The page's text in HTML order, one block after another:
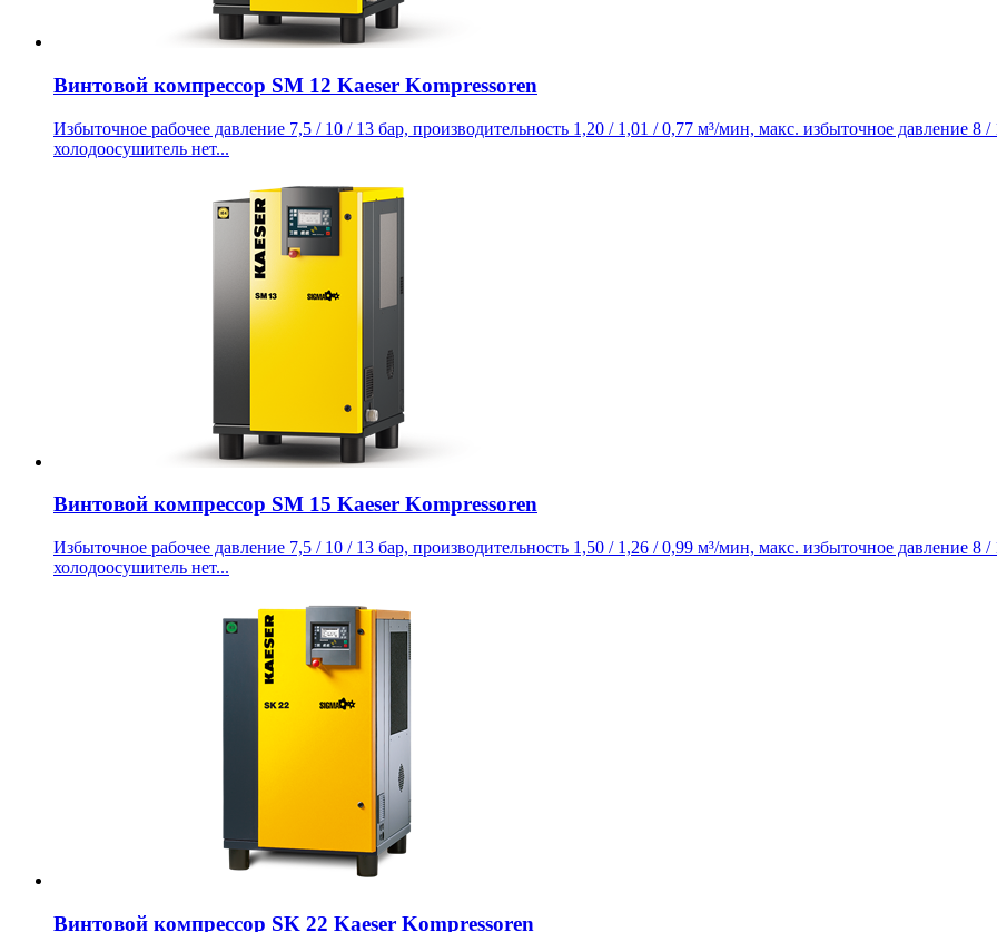
Винтовой компрессор SM 12 Kaeser Kompressoren
Избыточное рабочее давление 7,5 / 10 / 13 бар, производительность 1,20 / 1,01 / 0,77 м³/мин, макс. избыточное давление 8
холодоосушитель нет...
Винтовой компрессор SM 15 Kaeser Kompressoren
Избыточное рабочее давление 7,5 / 10 / 13 бар, производительность 1,50 / 1,26 / 0,99 м³/мин, макс. избыточное давление 8
холодоосушитель нет...
Винтовой компрессор SK 22 Kaeser Kompressoren